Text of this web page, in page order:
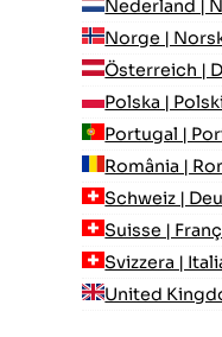
Nederland |
Norge |
Österreich |
Polska | Polski
Portugal |
România |
Schweiz |
Suisse |
Svizzera |
United